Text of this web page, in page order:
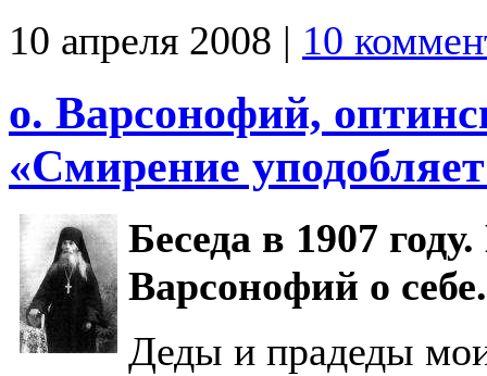
10 апреля 2008 | 10
о. Варсонофий,
«Смирение
Беседа в 1907
Варсонофий о себе.
Деды и прадеды